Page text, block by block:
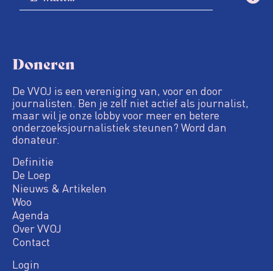
Doneren
De VVOJ is een vereniging van, voor en door
journalisten. Ben je zelf niet actief als journalist,
maar wil je onze lobby voor meer en betere
onderzoeksjournalistiek steunen? Word dan
donateur.
Definitie
De Loep
Nieuws & Artikelen
Woo
Agenda
Over VVOJ
Contact
Login